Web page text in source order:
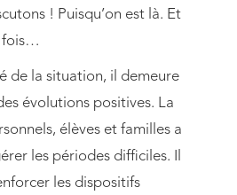
! Puisqu’on est là. Et
fois…
de la situation, il demeure
évolutions positives. La
élèves et familles a
les périodes difficiles. Il
les dispositifs